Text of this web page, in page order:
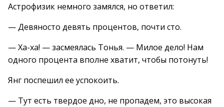
Астрофизик немного замялся, но ответил:
— Девяносто девять процентов, почти сто.
— Ха-ха! — засмеялась Тонья. — Милое дело! Нам
одного процента вполне хватит, чтобы потонуть!
Янг поспешил ее успокоить.
— Тут есть твердое дно, не пропадем, это высокая